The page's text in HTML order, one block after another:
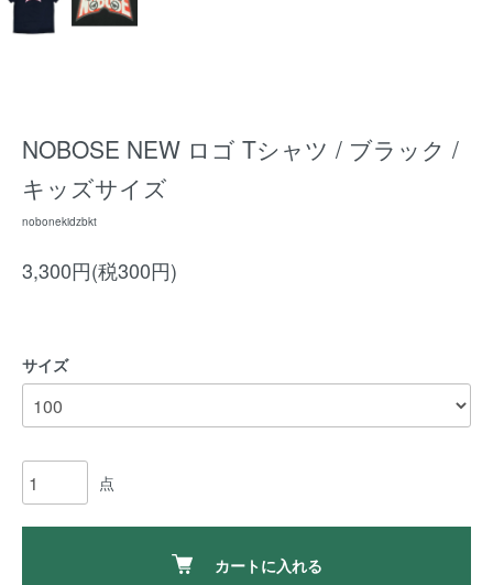
NOBOSE NEW ロゴ Tシャツ / ブラック /
キッズサイズ
nobonekidzbkt
3,300円(税300円)
サイズ
点
カートに入れる